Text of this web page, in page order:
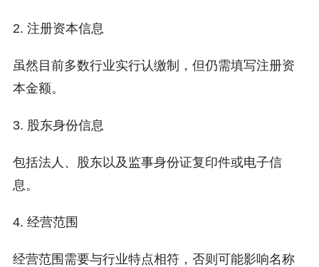
2. 注册资本信息
虽然目前多数行业实行认缴制，但仍需填写注册资
本金额。
3. 股东身份信息
包括法人、股东以及监事身份证复印件或电子信
息。
4. 经营范围
经营范围需要与行业特点相符，否则可能影响名称